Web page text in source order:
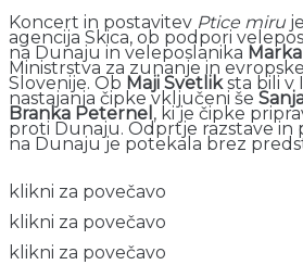
Koncert in postavitev Ptice miru
agencija Skica, ob podpori
na Dunaju in veleposlanika
Ministrstva za zunanje in
Slovenije. Ob Maji Svetliksta bili v
nastajanja čipke vključeni še
Branka Peternel , ki je čipke
proti Dunaju. Odprtje razstave in
na Dunaju je potekala brez
klikni za povečavo
klikni za povečavo
klikni za povečavo